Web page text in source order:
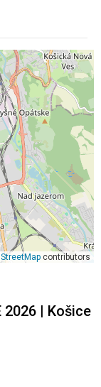
contributors
2026 | Košice